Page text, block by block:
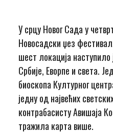
У срцу Новог Сада у
Новосадски џез
шест локација наступило
Србије, Еворпе и света.
биоскопа Културног
једну од највећих
контрабасисту Авишаја
тражила карта више.